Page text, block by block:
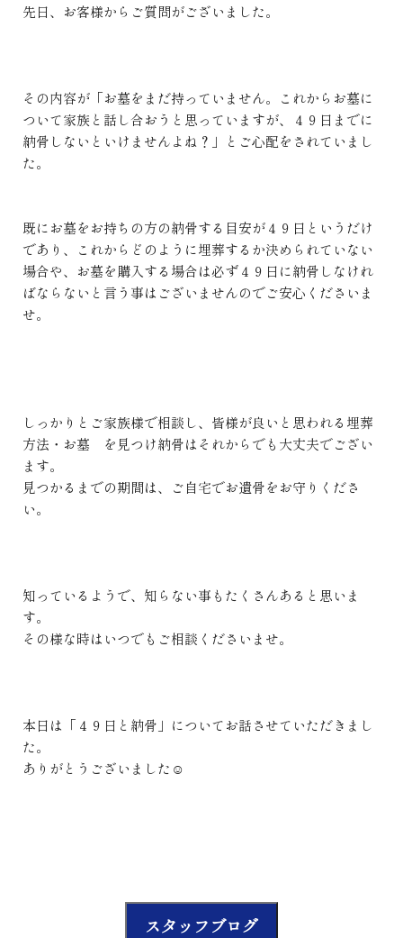
先日、お客様からご質問がございました。
その内容が「お墓をまだ持っていません。これからお墓に
ついて家族と話し合おうと思っていますが、４９日までに
納骨しないといけませんよね？」とご心配をされていまし
た。
既にお墓をお持ちの方の納骨する目安が４９日というだけ
であり、これからどのように埋葬するか決められていない
場合や、お墓を購入する場合は必ず４９日に納骨しなけれ
ばならないと言う事はございませんのでご安心くださいま
せ。
しっかりとご家族様で相談し、皆様が良いと思われる埋葬
方法・お墓 を見つけ納骨はそれからでも大丈夫でござい
ます。
見つかるまでの期間は、ご自宅でお遺骨をお守りくださ
い。
知っているようで、知らない事もたくさんあると思いま
す。
その様な時はいつでもご相談くださいませ。
本日は「４９日と納骨」についてお話させていただきまし
た。
ありがとうございました☺
スタッフブログ